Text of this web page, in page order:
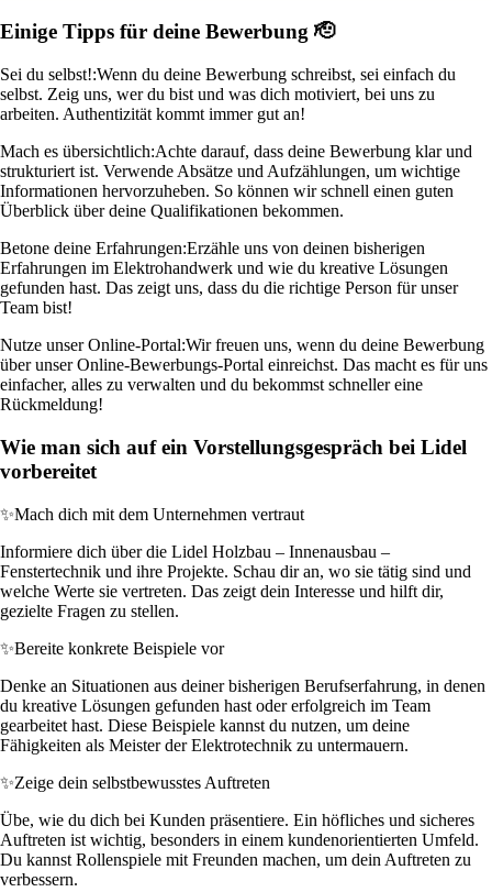
Einige Tipps für deine Bewerbung 🫡
Sei du selbst!:Wenn du deine Bewerbung schreibst, sei einfach du
selbst. Zeig uns, wer du bist und was dich motiviert, bei uns zu
arbeiten. Authentizität kommt immer gut an!
Mach es übersichtlich:Achte darauf, dass deine Bewerbung klar und
strukturiert ist. Verwende Absätze und Aufzählungen, um wichtige
Informationen hervorzuheben. So können wir schnell einen guten
Überblick über deine Qualifikationen bekommen.
Betone deine Erfahrungen:Erzähle uns von deinen bisherigen
Erfahrungen im Elektrohandwerk und wie du kreative Lösungen
gefunden hast. Das zeigt uns, dass du die richtige Person für unser
Team bist!
Nutze unser Online-Portal:Wir freuen uns, wenn du deine Bewerbung
über unser Online-Bewerbungs-Portal einreichst. Das macht es für uns
einfacher, alles zu verwalten und du bekommst schneller eine
Rückmeldung!
Wie man sich auf ein Vorstellungsgespräch bei Lidel
vorbereitet
✨Mach dich mit dem Unternehmen vertraut
Informiere dich über die Lidel Holzbau – Innenausbau –
Fenstertechnik und ihre Projekte. Schau dir an, wo sie tätig sind und
welche Werte sie vertreten. Das zeigt dein Interesse und hilft dir,
gezielte Fragen zu stellen.
✨Bereite konkrete Beispiele vor
Denke an Situationen aus deiner bisherigen Berufserfahrung, in denen
du kreative Lösungen gefunden hast oder erfolgreich im Team
gearbeitet hast. Diese Beispiele kannst du nutzen, um deine
Fähigkeiten als Meister der Elektrotechnik zu untermauern.
✨Zeige dein selbstbewusstes Auftreten
Übe, wie du dich bei Kunden präsentiere. Ein höfliches und sicheres
Auftreten ist wichtig, besonders in einem kundenorientierten Umfeld.
Du kannst Rollenspiele mit Freunden machen, um dein Auftreten zu
verbessern.